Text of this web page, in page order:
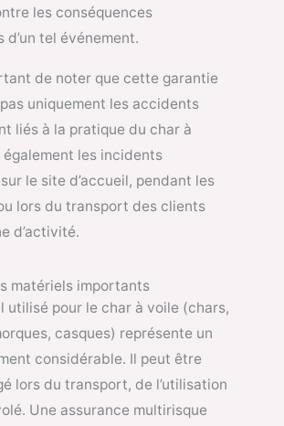
les conséquences
d’un tel événement.
de noter que cette garantie
uniquement les accidents
liés à la pratique du char à
également les incidents
le site d’accueil, pendant les
lors du transport des clients
d’activité.
matériels importants
utilisé pour le char à voile (chars,
casques) représente un
considérable. Il peut être
lors du transport, de l’utilisation
Une assurance multirisque